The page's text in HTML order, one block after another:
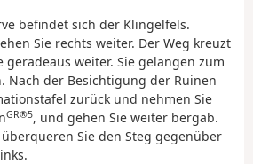
befindet sich der Klingelfels.
Sie rechts weiter. Der Weg kreuzt
geradeaus weiter. Sie gelangen zum
Nach der Besichtigung der Ruinen
zurück und nehmen Sie
GR®5, und gehen Sie weiter bergab.
Sie den Steg gegenüber